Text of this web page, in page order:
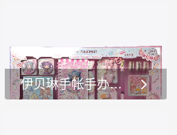
装（Octo-CrewPack）”，适
合3岁及以上儿童。1.主题和
角色： -该玩具套装...
伊贝琳手帐手办日记创意手帐必备